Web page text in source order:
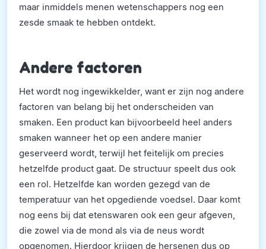
maar inmiddels menen wetenschappers nog een
zesde smaak te hebben ontdekt.
Andere factoren
Het wordt nog ingewikkelder, want er zijn nog andere
factoren van belang bij het onderscheiden van
smaken. Een product kan bijvoorbeeld heel anders
smaken wanneer het op een andere manier
geserveerd wordt, terwijl het feitelijk om precies
hetzelfde product gaat. De structuur speelt dus ook
een rol. Hetzelfde kan worden gezegd van de
temperatuur van het opgediende voedsel. Daar komt
nog eens bij dat etenswaren ook een geur afgeven,
die zowel via de mond als via de neus wordt
opgenomen. Hierdoor krijgen de hersenen dus op